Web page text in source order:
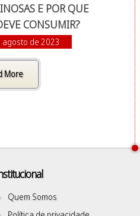
E POR QUE
CONSUMIR?
agosto de 2023
More
Quem Somos